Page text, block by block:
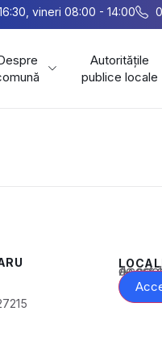
vineri 08:00 - 14:00
Autoritățile
publice locale
Acest conținut este blocat până când